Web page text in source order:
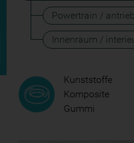
Powertrain /
Innenraum /
Kunststoffe
Komposite
Gummi